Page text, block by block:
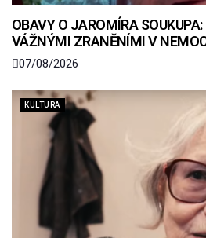
OBAVY O JAROMÍRA
VÁŽNÝMI ZRANĚNÍMI V
07/08/2026
KULTURA